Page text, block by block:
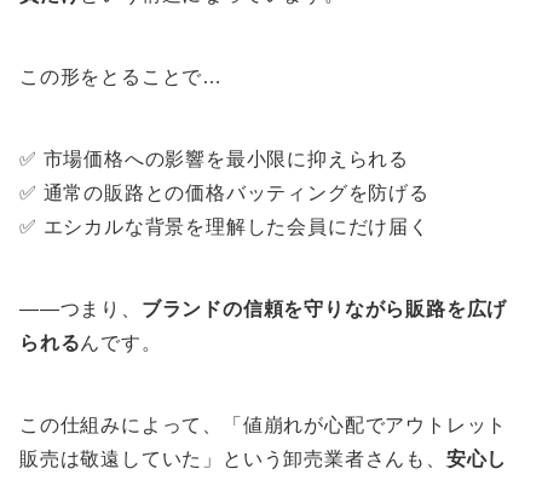
この形をとることで…
✅ 市場価格への影響を最小限に抑えられる
✅ 通常の販路との価格バッティングを防げる
✅ エシカルな背景を理解した会員にだけ届く
——つまり、 ブランドの信頼を守りながら販路を広げ
られるんです。
この仕組みによって、「値崩れが心配でアウトレット
販売は敬遠していた」という卸売業者さんも、 安心し